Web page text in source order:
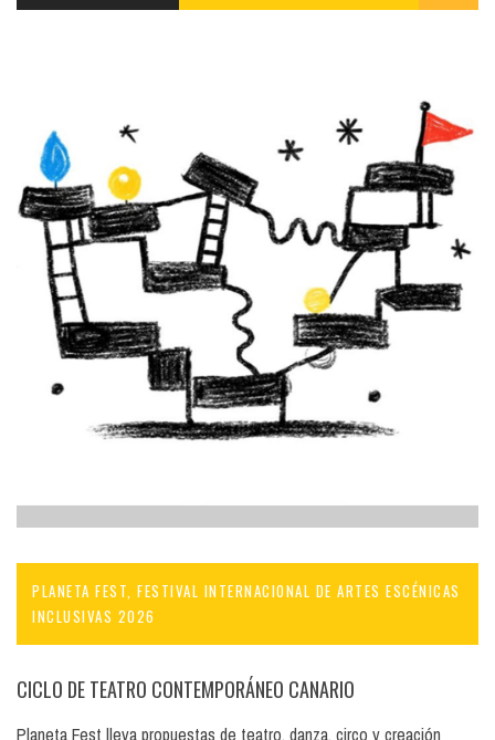
PLANETA FEST, FESTIVAL INTERNACIONAL DE ARTES ESCÉNICAS
INCLUSIVAS 2026
CICLO DE TEATRO CONTEMPORÁNEO CANARIO
Planeta Fest lleva propuestas de teatro, danza, circo y creación